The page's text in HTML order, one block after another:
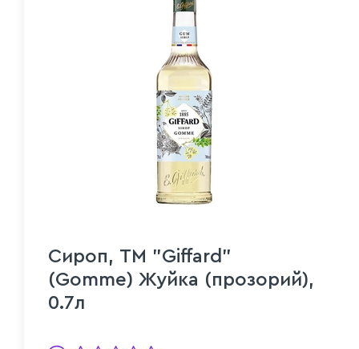
Сироп, ТМ "Giffard"
(Gomme) Жуйка (прозорий),
0.7л